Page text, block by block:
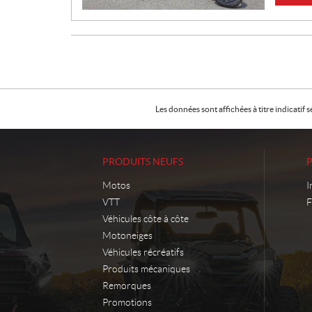
X
:
Les données sont affichées à titre
PRODUITS NEUFS
Motos
VTT
Véhicules côte à côte
Motoneiges
Véhicules récréatifs
Produits mécaniques
Remorques
Promotions